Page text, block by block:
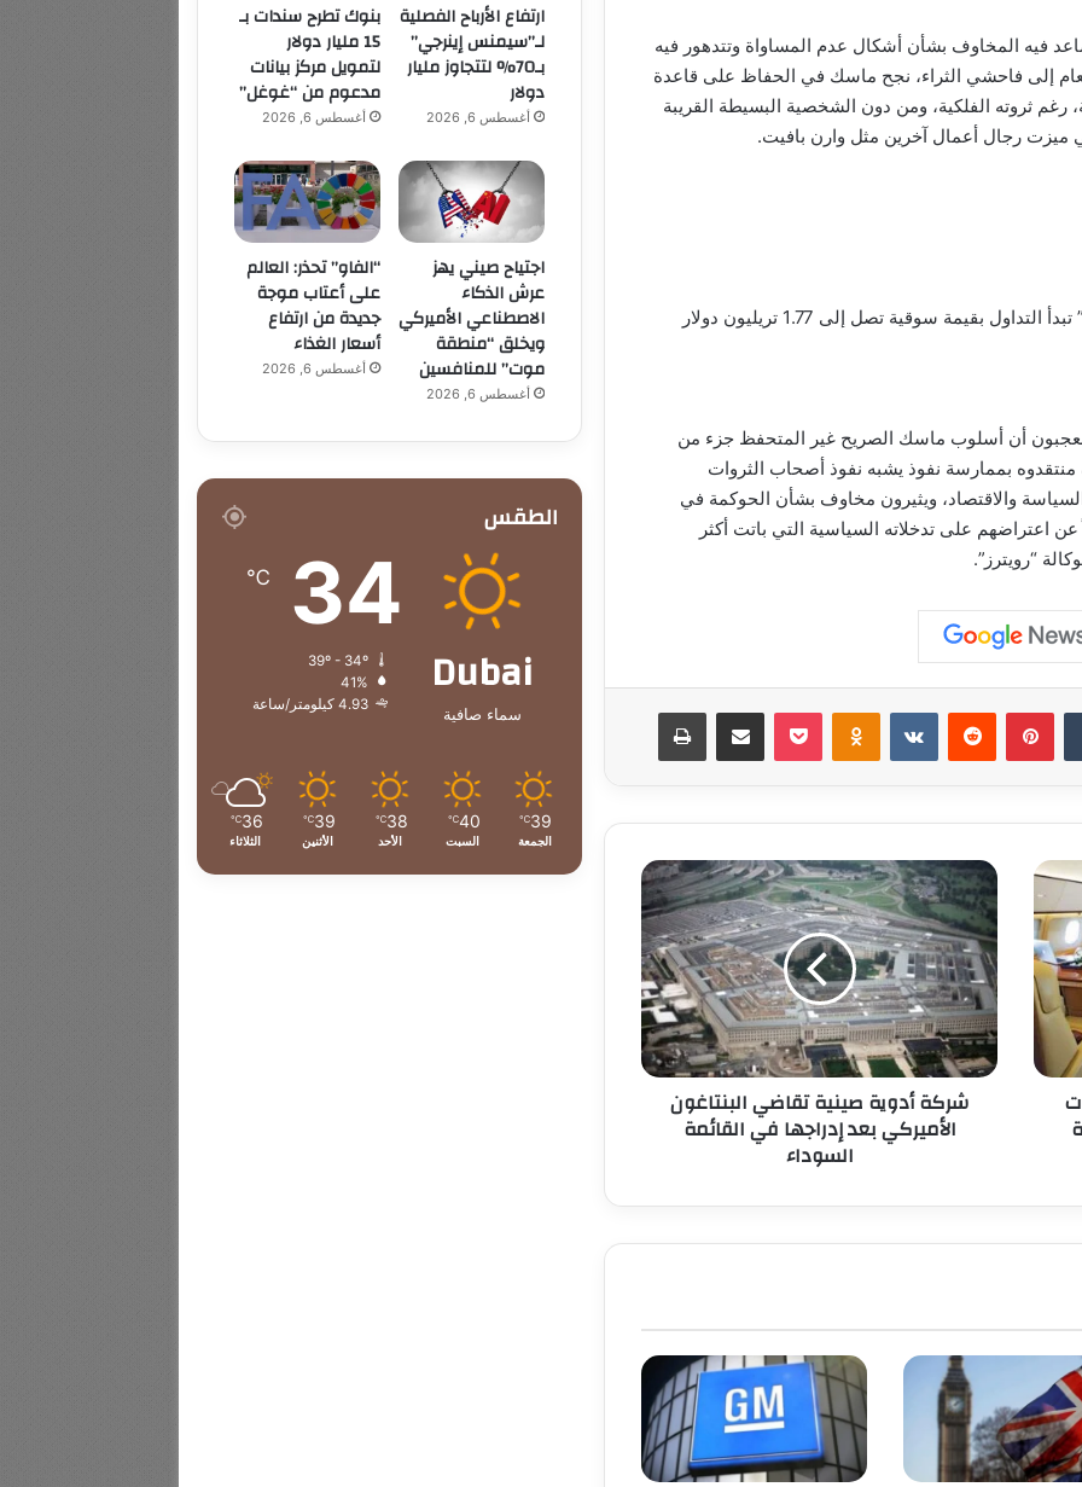
فيه المخاوف بشأن أشكال عدم المساواة وتتدهور فيه
إلى فاحشي الثراء، نجح ماسك في الحفاظ على قاعدة
رغم ثروته الفلكية، ومن دون الشخصية البسيطة القريبة
ميزت رجال أعمال آخرين مثل وارن بافيت.
بقيمة سوقية تصل إلى 1.77 تريليون دولار
أن أسلوب ماسك الصريح غير المتحفظ جزء من
منتقدوه بممارسة نفوذ يشبه نفوذ أصحاب الثروات
والاقتصاد، ويثيرون مخاوف بشأن الحوكمة في
اعتراضهم على تدخلاته السياسية التي باتت أكثر
“رويترز”.
‏Tumblr بينتيريست
‏Reddit
‏VKontakte
Odnoklassniki
‫Pocket مشاركة عبر البريد طباعة
شركة
أدوية
صينية
تقاضي
البنتاغون
الأميركي
بعد
إدراجها
في
القائمة
السوداء
شركة أدوية صينية تقاضي البنتاغون
الأميركي بعد إدراجها في القائمة
السوداء
ارتفاع الأرباح الفصلية
لـ”سيمنس إينرجي”
بـ70% لتتجاوز مليار
دولار
أغسطس 6, 2026
بنوك تطرح سندات بـ
15 مليار دولار
لتمويل مركز بيانات
مدعوم من “غوغل”
أغسطس 6, 2026
اجتياح صيني يهز
عرش الذكاء
الاصطناعي الأميركي
ويخلق “منطقة
موت” للمنافسين
أغسطس 6, 2026
“الفاو” تحذر: العالم
على أعتاب موجة
جديدة من ارتفاع
أسعار الغذاء
أغسطس 6, 2026
الطقس
Dubai
سماء صافية
34
℃
41%
4.93 كيلومتر/ساعة
39
℃
الجمعة
40
℃
السبت
38
℃
الأحد
39
℃
الأثنين
36
℃
الثلاثاء